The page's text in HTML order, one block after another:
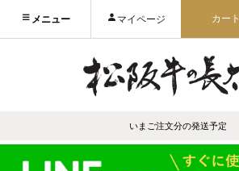
メニュー マイページ カート
いまご注文分の発送予定